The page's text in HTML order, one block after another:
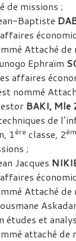
de missions ;
Baptiste
Attaché de
Ephraïm
affaires
nommé
BAKI, Mle
de
1ère classe, 2
;
Jacques
Attaché de
études et
attaché de